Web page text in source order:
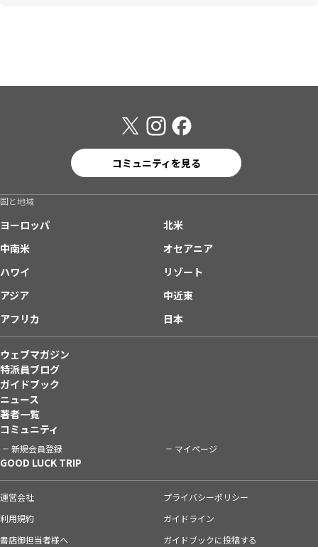
コミュニティを見る
国と地域
ヨーロッパ
北米
中南米
オセアニア
ハワイ
リゾート
アジア
中近東
アフリカ
日本
ウェブマガジン
特派員ブログ
ガイドブック
ニュース
著者一覧
コミュニティ
新規会員登録 マイページ
GOOD LUCK TRIP
運営会社
プライバシーポリシー
利用規約
ガイドライン
書店御担当者様へ
ガイドブックに投稿する